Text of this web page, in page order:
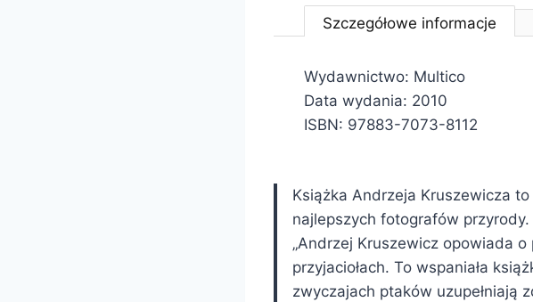
Szczegółowe informacje
Wydawnictwo: Multico
Data wydania: 2010
ISBN: 97883-7073-8112
Książka Andrzeja Kruszewicza
najlepszych fotografów przyrody.
„Andrzej Kruszewicz opowiada
przyjaciołach. To wspaniała
zwyczajach ptaków uzupełniają